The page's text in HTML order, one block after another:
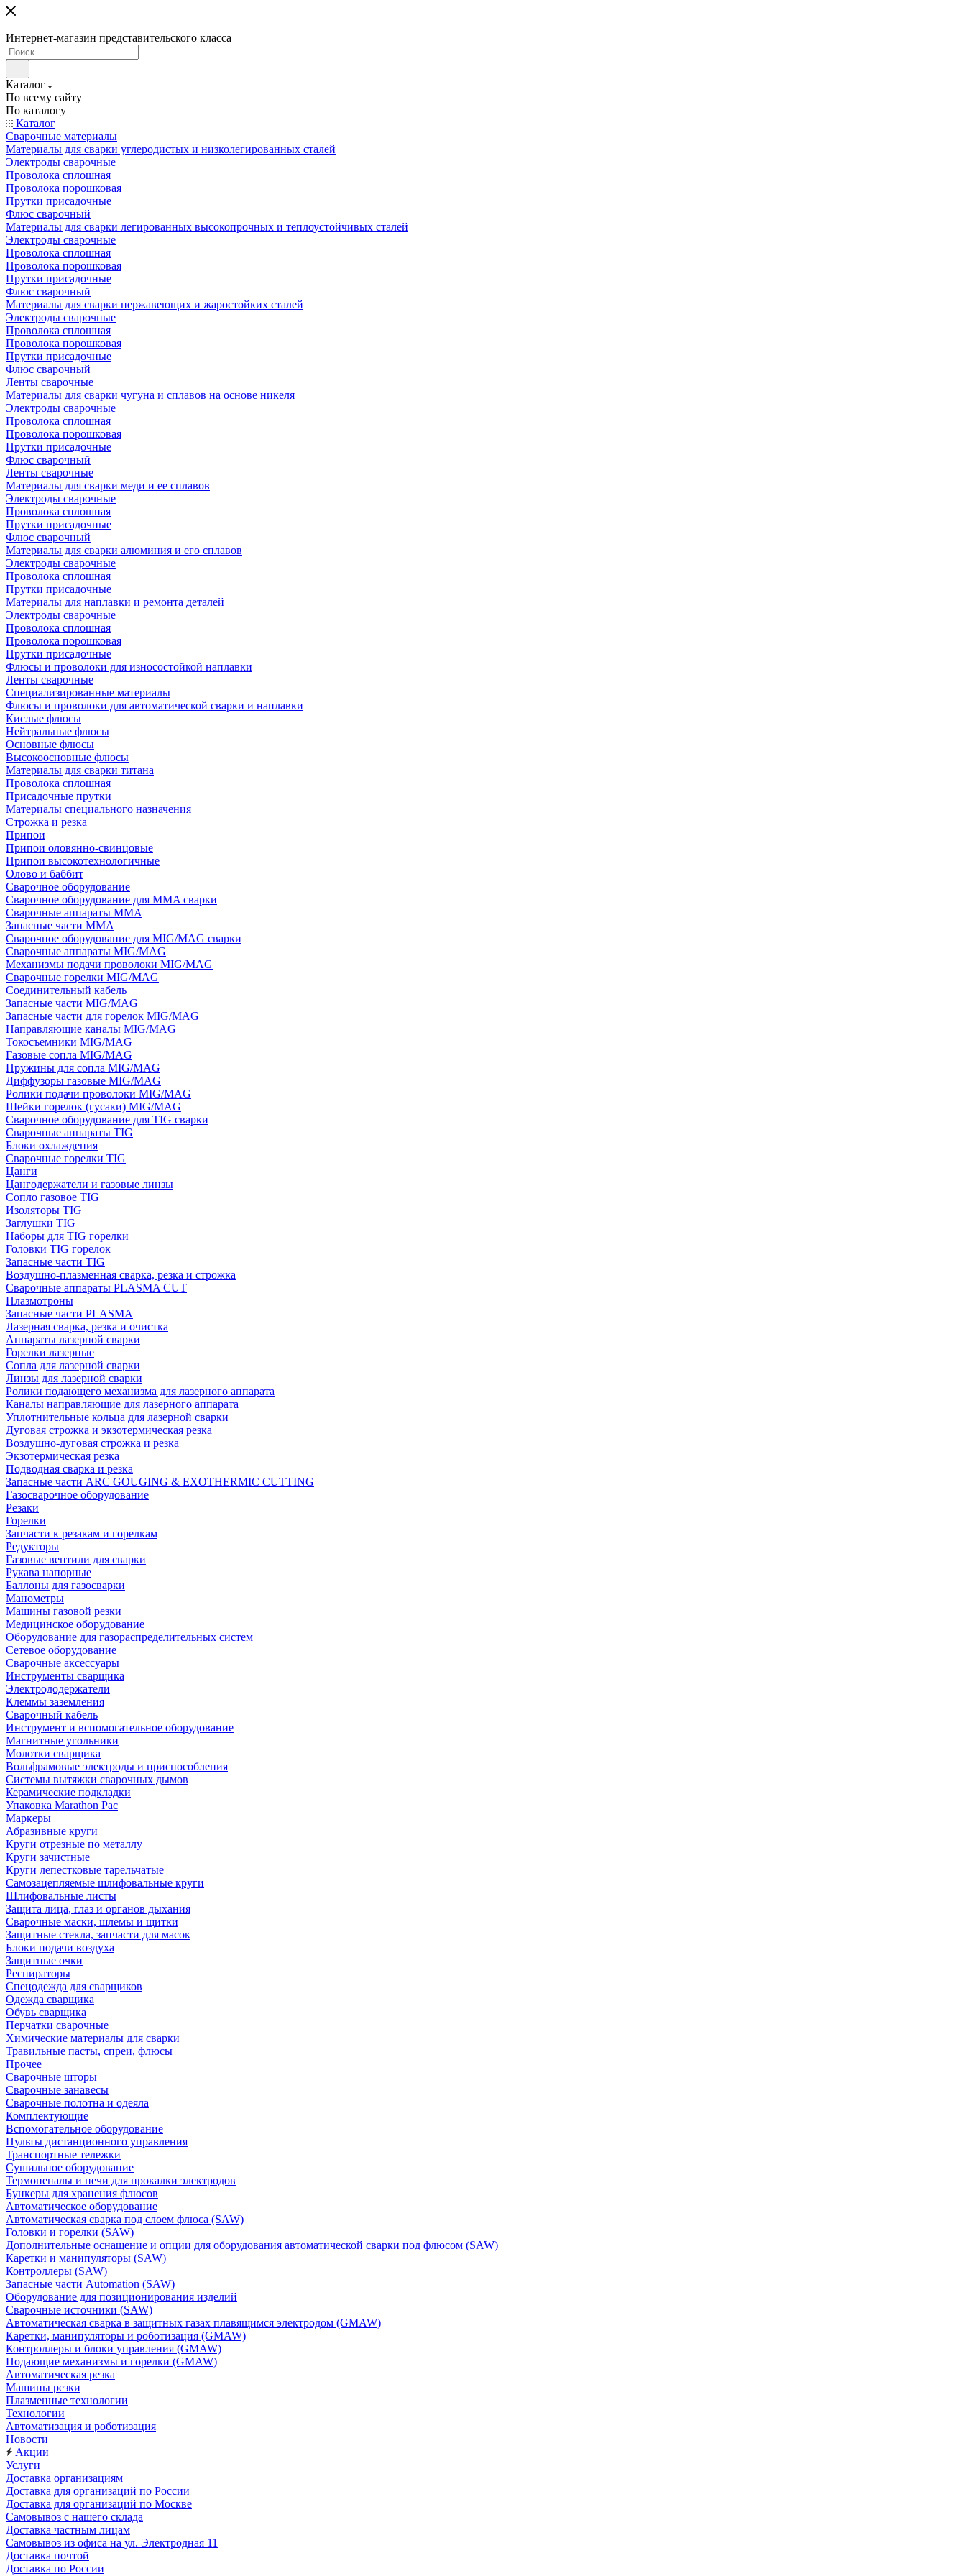
Интернет-магазин представительского класса
Каталог
По всему сайту
По каталогу
Каталог
Сварочные материалы
Материалы для сварки углеродистых и низколегированных сталей
Электроды сварочные
Проволока сплошная
Проволока порошковая
Прутки присадочные
Флюс сварочный
Материалы для сварки легированных высокопрочных и теплоустойчивых сталей
Электроды сварочные
Проволока сплошная
Проволока порошковая
Прутки присадочные
Флюс сварочный
Материалы для сварки нержавеющих и жаростойких сталей
Электроды сварочные
Проволока сплошная
Проволока порошковая
Прутки присадочные
Флюс сварочный
Ленты сварочные
Материалы для сварки чугуна и сплавов на основе никеля
Электроды сварочные
Проволока сплошная
Проволока порошковая
Прутки присадочные
Флюс сварочный
Ленты сварочные
Материалы для сварки меди и ее сплавов
Электроды сварочные
Проволока сплошная
Прутки присадочные
Флюс сварочный
Материалы для сварки алюминия и его сплавов
Электроды сварочные
Проволока сплошная
Прутки присадочные
Материалы для наплавки и ремонта деталей
Электроды сварочные
Проволока сплошная
Проволока порошковая
Прутки присадочные
Флюсы и проволоки для износостойкой наплавки
Ленты сварочные
Специализированные материалы
Флюсы и проволоки для автоматической сварки и наплавки
Кислые флюсы
Нейтральные флюсы
Основные флюсы
Высокоосновные флюсы
Материалы для сварки титана
Проволока сплошная
Присадочные прутки
Материалы специального назначения
Строжка и резка
Припои
Припои оловянно-свинцовые
Припои высокотехнологичные
Олово и баббит
Сварочное оборудование
Сварочное оборудование для MMA сварки
Сварочные аппараты MMA
Запасные части MMA
Сварочное оборудование для MIG/MAG сварки
Сварочные аппараты MIG/MAG
Механизмы подачи проволоки MIG/MAG
Сварочные горелки MIG/MAG
Соединительный кабель
Запасные части MIG/MAG
Запасные части для горелок MIG/MAG
Направляющие каналы MIG/MAG
Токосъемники MIG/MAG
Газовые сопла MIG/MAG
Пружины для сопла MIG/MAG
Диффузоры газовые MIG/MAG
Ролики подачи проволоки MIG/MAG
Шейки горелок (гусаки) MIG/MAG
Сварочное оборудование для TIG сварки
Сварочные аппараты TIG
Блоки охлаждения
Сварочные горелки TIG
Цанги
Цангодержатели и газовые линзы
Сопло газовое TIG
Изоляторы TIG
Заглушки TIG
Наборы для TIG горелки
Головки TIG горелок
Запасные части TIG
Воздушно-плазменная сварка, резка и строжка
Сварочные аппараты PLASMA CUT
Плазмотроны
Запасные части PLASMA
Лазерная сварка, резка и очистка
Аппараты лазерной сварки
Горелки лазерные
Сопла для лазерной сварки
Линзы для лазерной сварки
Ролики подающего механизма для лазерного аппарата
Каналы направляющие для лазерного аппарата
Уплотнительные кольца для лазерной сварки
Дуговая строжка и экзотермическая резка
Воздушно-дуговая строжка и резка
Экзотермическая резка
Подводная сварка и резка
Запасные части ARC GOUGING & EXOTHERMIC CUTTING
Газосварочное оборудование
Резаки
Горелки
Запчасти к резакам и горелкам
Редукторы
Газовые вентили для сварки
Рукава напорные
Баллоны для газосварки
Манометры
Машины газовой резки
Медицинское оборудование
Оборудование для газораспределительных систем
Сетевое оборудование
Сварочные аксессуары
Инструменты сварщика
Электрододержатели
Клеммы заземления
Сварочный кабель
Инструмент и вспомогательное оборудование
Магнитные угольники
Молотки сварщика
Вольфрамовые электроды и приспособления
Системы вытяжки сварочных дымов
Керамические подкладки
Упаковка Marathon Pac
Маркеры
Абразивные круги
Круги отрезные по металлу
Круги зачистные
Круги лепестковые тарельчатые
Самозацепляемые шлифовальные круги
Шлифовальные листы
Защита лица, глаз и органов дыхания
Сварочные маски, шлемы и щитки
Защитные стекла, запчасти для масок
Блоки подачи воздуха
Защитные очки
Респираторы
Спецодежда для сварщиков
Одежда сварщика
Обувь сварщика
Перчатки сварочные
Химические материалы для сварки
Травильные пасты, спреи, флюсы
Прочее
Сварочные шторы
Сварочные занавесы
Сварочные полотна и одеяла
Комплектующие
Вспомогательное оборудование
Пульты дистанционного управления
Транспортные тележки
Сушильное оборудование
Термопеналы и печи для прокалки электродов
Бункеры для хранения флюсов
Автоматическое оборудование
Автоматическая сварка под слоем флюса (SAW)
Головки и горелки (SAW)
Дополнительные оснащение и опции для оборудования автоматической сварки под флюсом (SAW)
Каретки и манипуляторы (SAW)
Контроллеры (SAW)
Запасные части Automation (SAW)
Оборудование для позиционирования изделий
Сварочные источники (SAW)
Автоматическая сварка в защитных газах плавящимся электродом (GMAW)
Каретки, манипуляторы и роботизация (GMAW)
Контроллеры и блоки управления (GMAW)
Подающие механизмы и горелки (GMAW)
Автоматическая резка
Машины резки
Плазменные технологии
Технологии
Автоматизация и роботизация
Новости
Акции
Услуги
Доставка организациям
Доставка для организаций по России
Доставка для организаций по Москве
Самовывоз с нашего склада
Доставка частным лицам
Самовывоз из офиса на ул. Электродная 11
Доставка почтой
Доставка по России